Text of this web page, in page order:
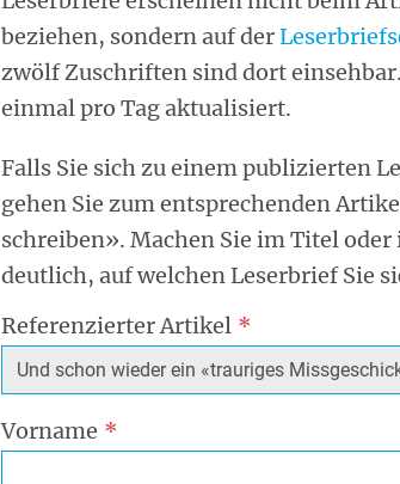
beziehen, sondern auf der
zwölf Zuschriften sind dort
einmal pro Tag aktualisiert.
Falls Sie sich zu einem publizierten
gehen Sie zum entsprechenden
schreiben». Machen Sie im Titel
deutlich, auf welchen Leserbrief Sie
Referenzierter Artikel
Vorname